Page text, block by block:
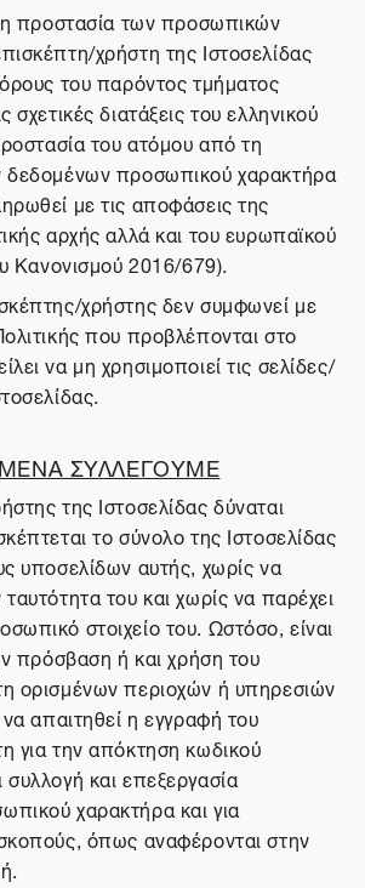
η προστασία των προσωπικών
χρήστη της Ιστοσελίδας
του παρόντος τμήματος
διατάξεις του ελληνικού
του ατόμου από τη
δεδομένων προσωπικού χαρακτήρα
με τις αποφάσεις της
αρχής αλλά και του ευρωπαϊκού
Κανονισμού 2016/679).
χρήστης δεν συμφωνεί με
που προβλέπονται στο
να μη χρησιμοποιεί τις σελίδες/
ΣΥΛΛΕΓΟΥΜΕ
της Ιστοσελίδας δύναται
το σύνολο της Ιστοσελίδας
υποσελίδων αυτής, χωρίς να
του και χωρίς να παρέχει
στοιχείο του. Ωστόσο, είναι
πρόσβαση ή και χρήση του
ορισμένων περιοχών ή υπηρεσιών
απαιτηθεί η εγγραφή του
για την απόκτηση κωδικού
και επεξεργασία
χαρακτήρα και για
όπως αναφέρονται στην